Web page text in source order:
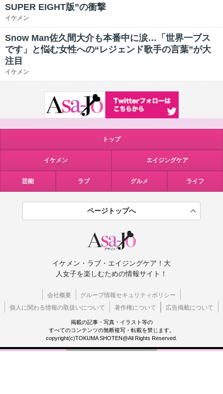
SUPER EIGHT版”の衝撃
イケメン
Snow Man佐久間大介も本番中に涙…「世界一ブス
です」と悩む女性への“レジェンド歌手の言葉”が大
注目
イケメン
トップ
イケメン エイジングケア
芸能 ラブ グルメ ライフ
ページトップへ
イケメン・ラブ・エイジングケア！大
人女子を楽しむための情報サイト！
会社概要
グループ情報セキュリティポリシー
個人に関わる情報の取扱いについて
著作権について 広告掲載について
掲載の記事・写真・イラスト等の
すべてのコンテンツの無断複写・転載を禁じます。
copyright(c)TOKUMA SHOTEN@All Rights Reserved.